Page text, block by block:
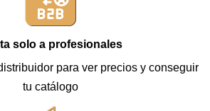
solo a profesionales
para ver precios y conseguir
tu catálogo